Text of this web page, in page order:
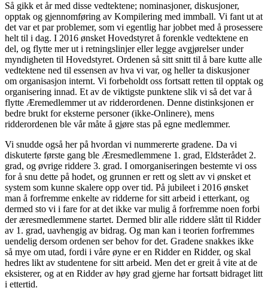
Så gikk et år med disse vedtektene; nominasjoner, diskusjoner,
opptak og gjennomføring av Kompilering med immball. Vi fant ut at
det var et par problemer, som vi egentlig har jobbet med å prosessere
helt til i dag. I 2016 ønsket Hovedstyret å forenkle vedtektene en
del, og flytte mer ut i retningslinjer eller legge avgjørelser under
myndigheten til Hovedstyret. Ordenen så sitt snitt til å bare kutte alle
vedtektene ned til essensen av hva vi var, og heller ta diskusjoner
om organisasjon internt. Vi forbeholdt oss fortsatt retten til opptak og
organisering innad. Et av de viktigste punktene slik vi så det var å
flytte Æremedlemmer ut av ridderordenen. Denne distinksjonen er
bedre brukt for eksterne personer (ikke-Onlinere), mens
ridderordenen ble vår måte å gjøre stas på egne medlemmer.
Vi snudde også her på hvordan vi nummererte gradene. Da vi
diskuterte første gang ble Æresmedlemmene 1. grad, Eldsterådet 2.
grad, og øvrige riddere 3. grad. I omorganiseringen bestemte vi oss
for å snu dette på hodet, og grunnen er rett og slett av vi ønsket et
system som kunne skalere opp over tid. På jubileet i 2016 ønsket
man å forfremme enkelte av ridderne for sitt arbeid i etterkant, og
dermed sto vi i fare for at det ikke var mulig å forfremme noen forbi
der æresmedlemmene startet. Dermed blir alle riddere slått til Ridder
av 1. grad, uavhengig av bidrag. Og man kan i teorien forfremmes
uendelig dersom ordenen ser behov for det. Gradene snakkes ikke
så mye om utad, fordi i våre øyne er en Ridder en Ridder, og skal
hedres likt av studentene for sitt arbeid. Men det er greit å vite at de
eksisterer, og at en Ridder av høy grad gjerne har fortsatt bidraget litt
i ettertid.